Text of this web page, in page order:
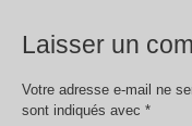
Laisser un
Votre adresse e-mail ne
sont indiqués avec *